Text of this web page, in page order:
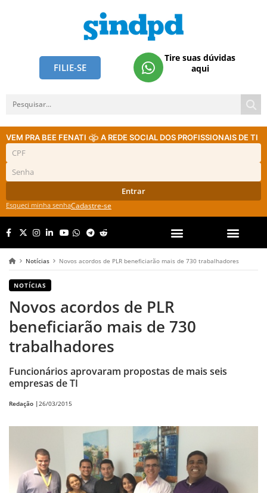
FILIE-SE
Tire suas dúvidas
aqui
VEM PRA BEE FENATI A REDE SOCIAL DOS PROFISSIONAIS DE TI
Entrar
Esqueci minha senhaCadastre-se
Notícias Novos acordos de PLR beneficiarão mais de 730 trabalhadores
NOTÍCIAS
Novos acordos de PLR
beneficiarão mais de 730
trabalhadores
Funcionários aprovaram propostas de mais seis
empresas de TI
Redação |26/03/2015